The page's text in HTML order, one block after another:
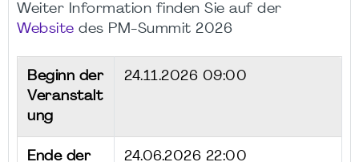
Weiter Information finden Sie auf der
Website des PM-Summit 2026
Beginn der
Veranstalt
ung
24.11.2026 09:00
Ende der 24.06.2026 22:00